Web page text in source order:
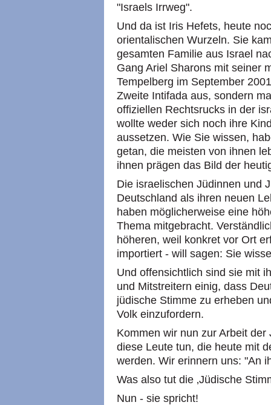
"Israels Irrweg".
Und da ist Iris Hefets, heute
orientalischen Wurzeln. Sie
gesamten Familie aus Israel
Gang Ariel Sharons mit seiner
Tempelberg im September
Zweite Intifada aus, sondern
offiziellen Rechtsrucks in der
wollte weder sich noch ihre
aussetzen. Wie Sie wissen,
getan, die meisten von ihnen
ihnen prägen das Bild der
Die israelischen Jüdinnen und
Deutschland als ihren neuen
haben möglicherweise eine
Thema mitgebracht.
höheren, weil konkret vor Ort
importiert - will sagen: Sie
Und offensichtlich sind sie mit
und Mitstreitern einig, dass
jüdische Stimme zu erheben
Volk einzufordern.
Kommen wir nun zur Arbeit
diese Leute tun, die heute mit
werden. Wir erinnern uns: "An
Was also tut die ‚Jüdische
Nun - sie spricht!